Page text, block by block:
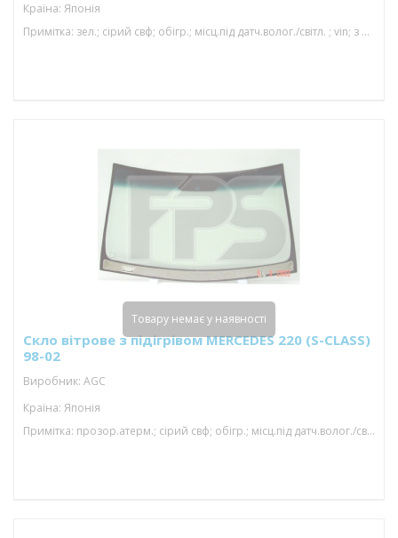
Країна: Японія
Примітка: зел.; сірий свф; обігр.; місц.під датч.волог./світл. ; vin; з молд.; 1550*972
Скло вітрове з підігрівом MERCEDES 220 (S-CLASS)
98-02
Виробник: AGC
Країна: Японія
Примітка: прозор.атерм.; сірий свф; обігр.; місц.під датч.волог./світл. ; vin; з молд.; 1550*972
Товару немає у наявності